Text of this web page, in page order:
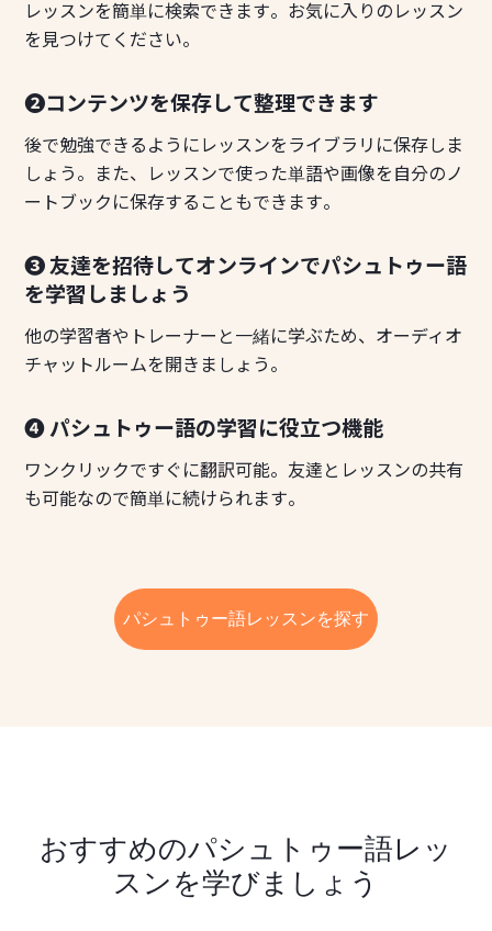
レッスンを簡単に検索できます。お気に入りのレッスン
を見つけてください。
❷コンテンツを保存して整理できます
後で勉強できるようにレッスンをライブラリに保存しま
しょう。また、レッスンで使った単語や画像を自分のノ
ートブックに保存することもできます。
❸ 友達を招待してオンラインでパシュトゥー語
を学習しましょう
他の学習者やトレーナーと一緒に学ぶため、オーディオ
チャットルームを開きましょう。
❹ パシュトゥー語の学習に役立つ機能
ワンクリックですぐに翻訳可能。友達とレッスンの共有
も可能なので簡単に続けられます。
パシュトゥー語レッスンを探す
おすすめのパシュトゥー語レッ
スンを学びましょう